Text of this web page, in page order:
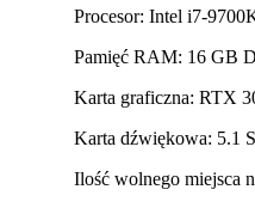
Procesor: Intel i7-
Pamięć RAM: 16 GB
Karta graficzna: RTX
Karta dźwiękowa: 5.1
Ilość wolnego miejsca